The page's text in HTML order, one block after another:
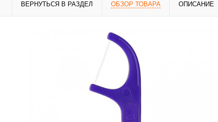
ВЕРНУТЬСЯ В РАЗДЕЛ ОБЗОР ТОВАРА ОПИСАНИЕ